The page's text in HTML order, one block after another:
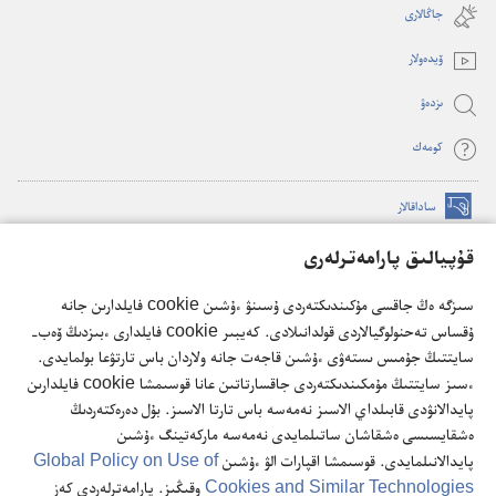
قۇپيالىق پارامەترلەرى
سىزگە ەڭ جاقسى مۇكىندىكتەردى ۇسىنۋ ءۇشىن cookie فايلدارىن جانە
ۇقساس تەحنولوگيالاردى قولدانىلادى. كەيبىر cookie فايلدارى ءبىزدىڭ ۆەب-
سايتتىڭ جۇمىس ىستەۋى ءۇشىن قاجەت جانە ولاردان باس تارتۋعا بولمايدى.
ءسىز سايتتىڭ مۇمكىندىكتەردى جاقسارتاتىن عانا قوسىمشا cookie فايلدارىن
پايدالانۋدى قابىلداي الاسىز نەمەسە باس تارتا الاسىز. بۇل دەرەكتەردىڭ
ەشقايسىسى ەشقاشان ساتىلمايدى نەمەسە ماركەتينگ ءۇشىن
پايدالانىلمايدى. قوسىمشا اقپارات الۋ ءۇشىنGlobal Policy on Use of
Cookies and Similar Technologies وقىڭىز. پارامەترلەردى كەز
new
window)
جاڭالارى
ۆيدە‌ولار
ىزدە‌ۋ
كومە‌ك
ساداقالار
(opens
window) كۇزەت مۇناراسىنىڭ تورداعى كىتاپحاناسى
new
window)
JW Hub
®
(opens
new
window)
JW Library